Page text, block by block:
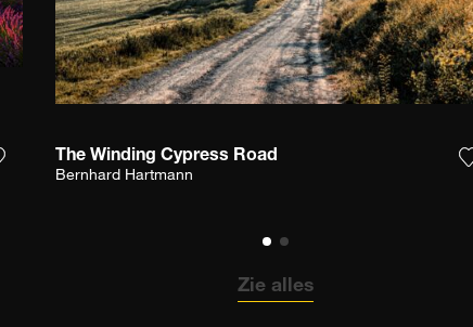
Voeg het product toe aan mijn verlanglijst
The Winding Cypress Road
Bernhard Hartmann
Zie alles